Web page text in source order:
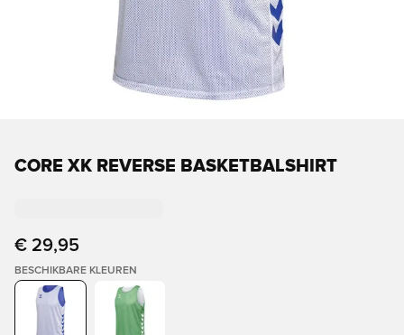
CORE XK REVERSE BASKETBALSHIRT
€ 29,95
BESCHIKBARE KLEUREN